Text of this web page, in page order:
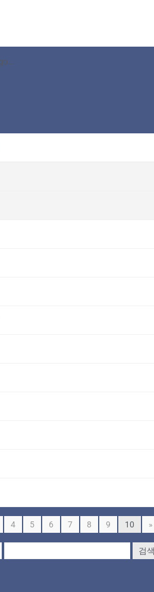
4 5 6 7 8 9 10 »
검색